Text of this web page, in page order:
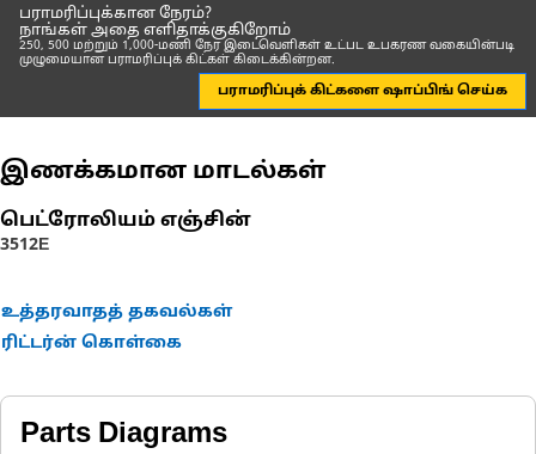
பராமரிப்புக்கான நேரம்?
நாங்கள் அதை எளிதாக்குகிறோம்
250, 500 மற்றும் 1,000-மணி நேர இடைவெளிகள் உட்பட உபகரண வகையின்படி
முழுமையான பராமரிப்புக் கிட்கள் கிடைக்கின்றன.
பராமரிப்புக் கிட்களை ஷாப்பிங் செய்க
இணக்கமான மாடல்கள்
பெட்ரோலியம் எஞ்சின்
3512E
உத்தரவாதத் தகவல்கள்
ரிட்டர்ன் கொள்கை
Parts Diagrams